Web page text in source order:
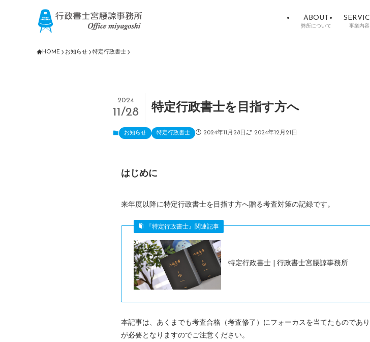
ABOUT
弊所について 事業内容
HOME お知らせ 特定行政書士
特定行政書士を目指す方へ
2024
11/28
お知らせ 特定行政書士 2024年11月28日 2024年12月21日
はじめに
来年度以降に特定行政書士を目指す方へ贈る考査対策の記録です。
『特定行政書士』関連記事
特定行政書士 | 行政書士宮腰諒事務所
本記事は、あくまでも考査合格（考査修了）にフォーカスを当てたものであ
が必要となりますのでご注意ください。